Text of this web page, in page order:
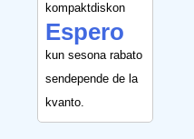
kompaktdiskon
Espero
kun sesona rabato
sendepende de la
kvanto.